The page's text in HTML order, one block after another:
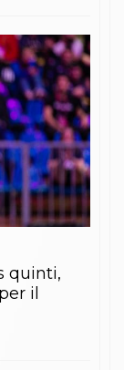
quinti,
il